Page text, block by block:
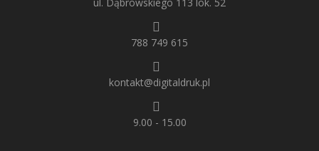
ul. Dąbrowskiego 113 lok. 52
788 749 615
kontakt@digitaldruk.pl
9.00 - 15.00